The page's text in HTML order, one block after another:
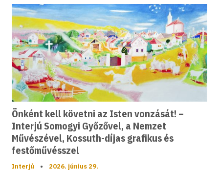
Önként kell követni az Isten vonzását! –
Interjú Somogyi Győzővel, a Nemzet
Művészével, Kossuth-díjas grafikus és
festőművésszel
Interjú • 2026. június 29.